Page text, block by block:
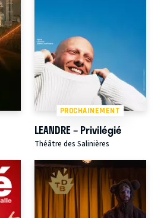
PROCHAINEMENT
LEANDRE – Privilégié
Théâtre des Salinières